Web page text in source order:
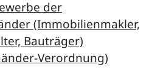
der
(Immobilienmakler,
Bauträger)
Verordnung)